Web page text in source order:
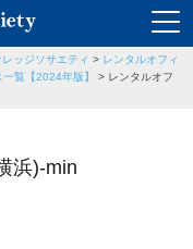
ッジソサエティ > レンタルオフィ
覧【2024年版】 > レンタルオフ
浜)-min